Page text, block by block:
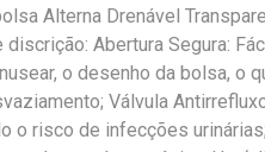
Alterna Drenável
Abertura Segura:
o desenho da bolsa, o
Válvula
o risco de infecções